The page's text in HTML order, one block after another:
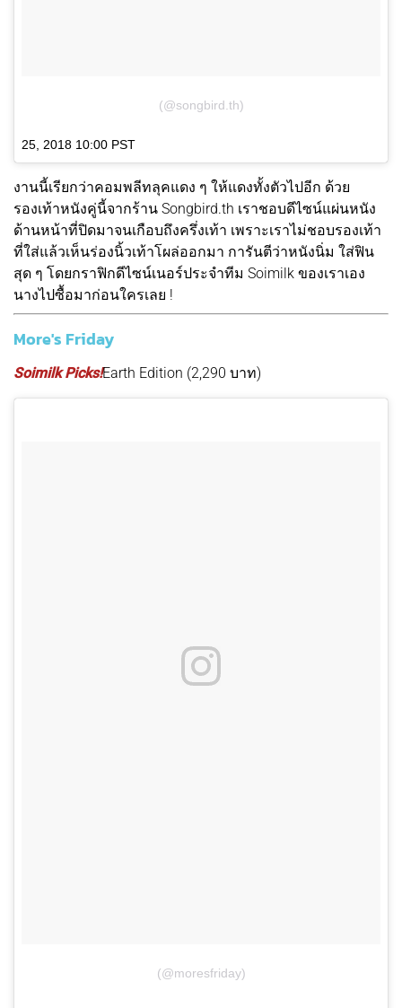
(@songbird.th)
25, 2018 10:00 PST
งานนี้เรียกว่าคอมพลีทลุคแดง ๆ ให้แดงทั้งตัวไปอีก ด้วย
รองเท้าหนังคู่นี้จากร้าน Songbird.th เราชอบดีไซน์แผ่นหนัง
ด้านหน้าที่ปิดมาจนเกือบถึงครึ่งเท้า เพราะเราไม่ชอบรองเท้า
ที่ใส่แล้วเห็นร่องนิ้วเท้าโผล่ออกมา การันตีว่าหนังนิ่ม ใส่ฟิน
สุด ๆ โดยกราฟิกดีไซน์เนอร์ประจำทีม Soimilk ของเราเอง
นางไปซื้อมาก่อนใครเลย !
More's Friday
Soimilk Picks!Earth Edition (2,290 บาท)
(@moresfriday)